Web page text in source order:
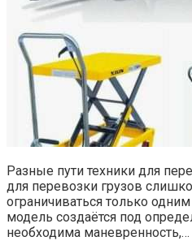
Разные пути техники для
для перевозки грузов
ограничиваться только
модель создаётся под
необходима маневренность,…